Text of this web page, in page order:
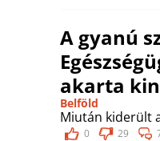
A gyanú
akarta
Belföld
Miután kiderült
0 29